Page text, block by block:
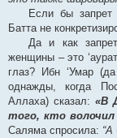
Если бы
Батта не
Да и как
женщины – это
глаз? Ибн ‘Умар
однажды, когда
Аллаха) сказал: «В
того, кто волочил
Саляма спросила: